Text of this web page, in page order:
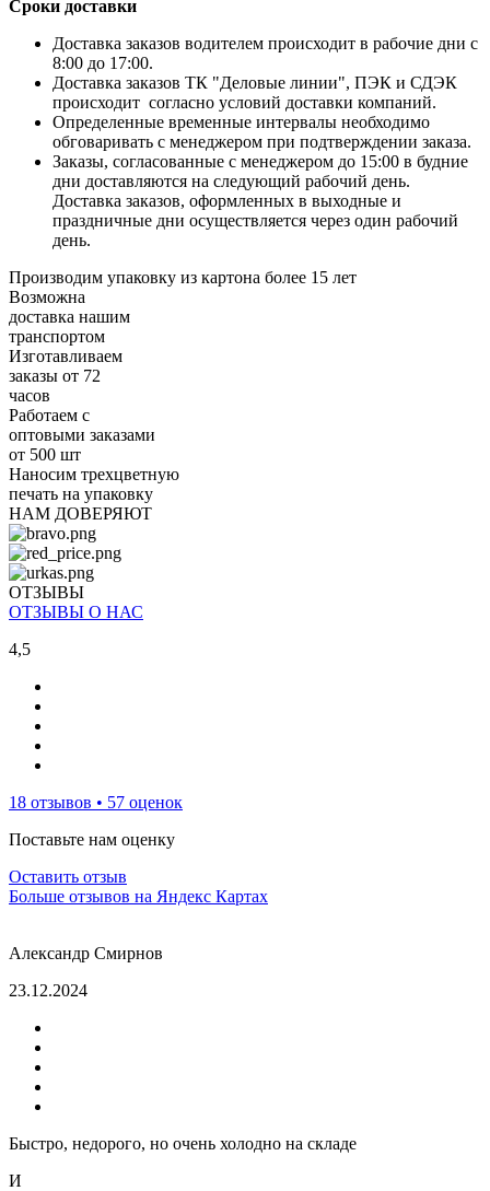
Сроки доставки
Доставка заказов водителем происходит в рабочие дни с
8:00 до 17:00.
Доставка заказов ТК "Деловые линии", ПЭК и СДЭК
происходит согласно условий доставки компаний.
Определенные временные интервалы необходимо
обговаривать с менеджером при подтверждении заказа.
Заказы, согласованные с менеджером до 15:00 в будние
дни доставляются на следующий рабочий день.
Доставка заказов, оформленных в выходные и
праздничные дни осуществляется через один рабочий
день.
Производим упаковку из картона более 15 лет
Возможна
доставка нашим
транспортом
Изготавливаем
заказы от 72
часов
Работаем с
оптовыми заказами
от 500 шт
Наносим трехцветную
печать на упаковку
НАМ ДОВЕРЯЮТ
ОТЗЫВЫ
ОТЗЫВЫ О НАС
4,5
18 отзывов • 57 оценок
Поставьте нам оценку
Оставить отзыв
Больше отзывов на Яндекс Картах
Александр Смирнов
23.12.2024
Быстро, недорого, но очень холодно на складе
И